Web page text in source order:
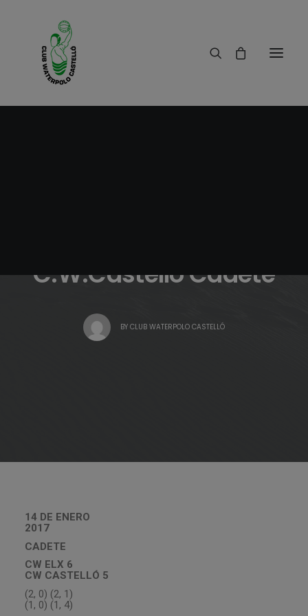
C.W.Castelló Cadete
BY CLUB WATERPOLO CASTELLÓ
14 DE ENERO
2017
CADETE
CW ELX 6
CW CASTELLÓ 5
(2, 0) (2, 1)
(1, 0) (1, 4)